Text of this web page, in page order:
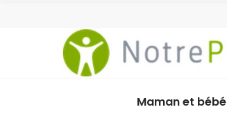
Maman et bébé